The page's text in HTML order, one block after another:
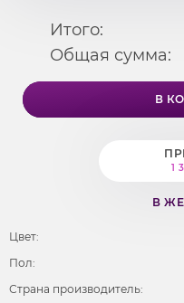
Итого:
Общая сумма:
В
1
В
Цвет:
Пол:
Страна производитель: